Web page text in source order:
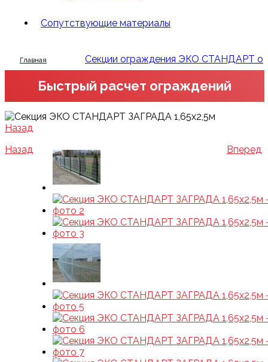
Сопутствующие материалы
Главная Секции ограждения ЭКО СТАНДАРТ
Быстрый расчет ограждений
Назад
Назад
Вперед